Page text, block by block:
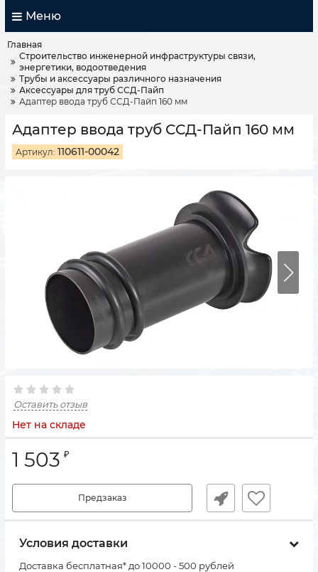
Меню
Главная
Строительство инженерной инфраструктуры связи,
энергетики, водоотведения
Трубы и аксессуары различного назначения
Аксессуары для труб ССД-Пайп
Адаптер ввода труб ССД-Пайп 160 мм
Адаптер ввода труб ССД-Пайп 160 мм
Артикул: 110611-00042
Оставить отзыв
Нет на складе
1 503 ₽
Предзаказ
Условия доставки
Доставка бесплатная* до 10000 - 500 рублей